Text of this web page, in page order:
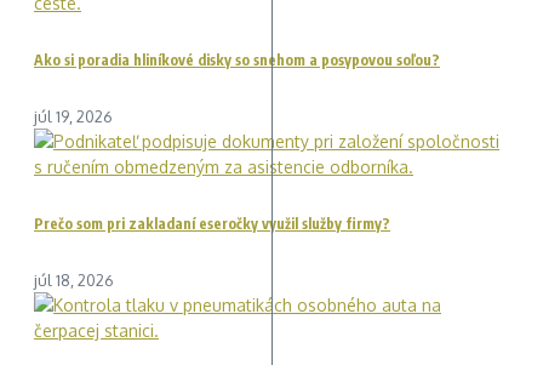
Ako si poradia hliníkové disky so snehom a posypovou soľou?
júl 19, 2026
Prečo som pri zakladaní eseročky využil služby firmy?
júl 18, 2026